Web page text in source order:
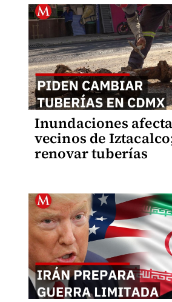
Inundaciones
vecinos de
renovar tuberías